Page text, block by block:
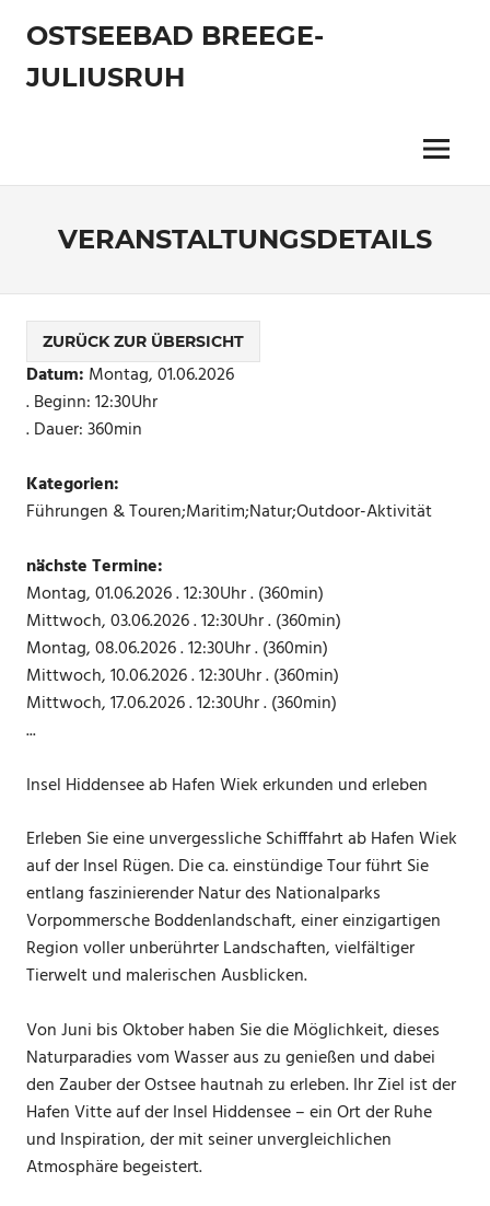
Inhalt
springen
OSTSEEBAD BREEGE-
JULIUSRUH
Menu
VERANSTALTUNGSDETAILS
ZURÜCK ZUR ÜBERSICHT
Datum: Montag, 01.06.2026
. Beginn: 12:30Uhr
. Dauer: 360min
Kategorien:
Führungen & Touren;Maritim;Natur;Outdoor-Aktivität
nächste Termine:
Montag, 01.06.2026 . 12:30Uhr . (360min)
Mittwoch, 03.06.2026 . 12:30Uhr . (360min)
Montag, 08.06.2026 . 12:30Uhr . (360min)
Mittwoch, 10.06.2026 . 12:30Uhr . (360min)
Mittwoch, 17.06.2026 . 12:30Uhr . (360min)
...
Insel Hiddensee ab Hafen Wiek erkunden und erleben
Erleben Sie eine unvergessliche Schifffahrt ab Hafen Wiek
auf der Insel Rügen. Die ca. einstündige Tour führt Sie
entlang faszinierender Natur des Nationalparks
Vorpommersche Boddenlandschaft, einer einzigartigen
Region voller unberührter Landschaften, vielfältiger
Tierwelt und malerischen Ausblicken.
Von Juni bis Oktober haben Sie die Möglichkeit, dieses
Naturparadies vom Wasser aus zu genießen und dabei
den Zauber der Ostsee hautnah zu erleben. Ihr Ziel ist der
Hafen Vitte auf der Insel Hiddensee – ein Ort der Ruhe
und Inspiration, der mit seiner unvergleichlichen
Atmosphäre begeistert.